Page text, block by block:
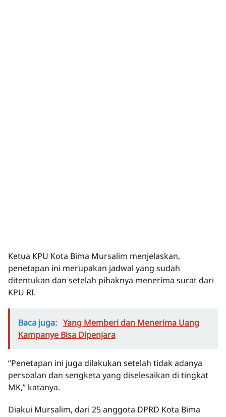
Ketua KPU Kota Bima Mursalim menjelaskan,
penetapan ini merupakan jadwal yang sudah
ditentukan dan setelah pihaknya menerima surat dari
KPU RI.
Baca juga: Yang Memberi dan Menerima Uang
Kampanye Bisa Dipenjara
“Penetapan ini juga dilakukan setelah tidak adanya
persoalan dan sengketa yang diselesaikan di tingkat
MK,” katanya.
Diakui Mursalim, dari 25 anggota DPRD Kota Bima